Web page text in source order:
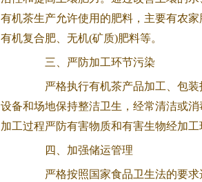
有机茶生产允许使用的肥料，主要有农
有机复合肥、无机(矿质)肥料等。
三、严防加工环节污染
严格执行有机茶产品加工、包
设备和场地保持整洁卫生，经常清洁或
加工过程严防有害物质和有害生物经加工
四、加强储运管理
严格按照国家食品卫生法的要求